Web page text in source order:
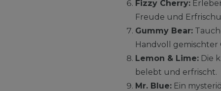
Fizzy Cherry:
Freude und
Gummy Bear:
Handvoll
Lemon & Lime: Die
belebt und erfrischt.
Mr. Blue: Ein